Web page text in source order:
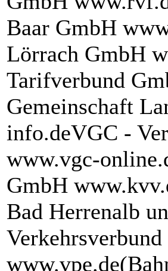
Baar GmbH
Lörrach GmbH
Tarifverbund
Gemeinschaft
info.deVGC -
www.vgc-
GmbH
Bad Herrenalb